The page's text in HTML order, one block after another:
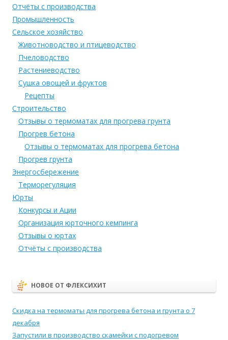
Отчёты с производства
Промышленность
Сельское хозяйство
Животноводство и птицеводство
Пчеловодство
Растениеводство
Сушка овощей и фруктов
Рецепты
Строительство
Отзывы о термоматах для прогрева грунта
Прогрев бетона
Отзывы о термоматах для прогрева бетона
Прогрев грунта
Энергосбережение
Терморегуляция
Юрты
Конкурсы и Ации
Организация юрточного кемпинга
Отзывы о юртах
Отчёты с производства
НОВОЕ ОТ ФЛЕКСИХИТ
Скидка на термоматы для прогрева бетона и грунта о 7
декабря
Запустили в производство скамейки с подогревом